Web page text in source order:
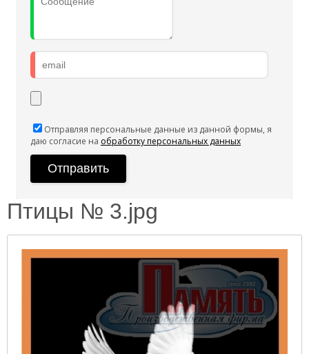
Отправляя персональные данные из данной формы, я
даю согласие на обработку персональных данных
Птицы № 3.jpg